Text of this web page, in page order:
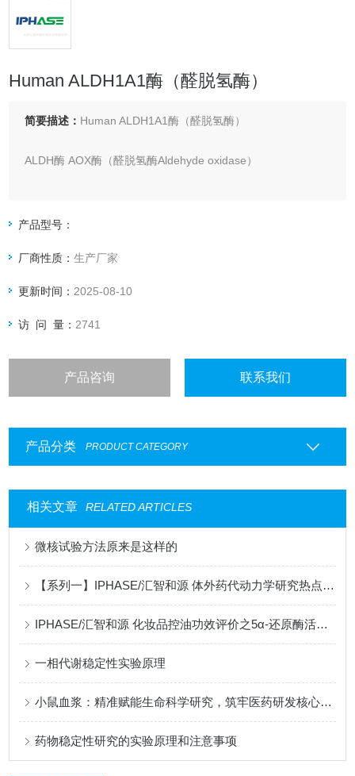
Human ALDH1A1酶（醛脱氢酶）
简要描述： Human ALDH1A1酶（醛脱氢酶）
ALDH酶 AOX酶（醛脱氢酶Aldehyde oxidase）
产品型号：
厂商性质：生产厂家
更新时间： 2025-08-10
访 问 量： 2741
产品咨询 联系我们
产品分类 PRODUCT CATEGORY
相关文章 RELATED ARTICLES
微核试验方法原来是这样的
【系列一】IPHASE/汇智和源 体外药代动力学研究热点问题解答
IPHASE/汇智和源 化妆品控油功效评价之5α-还原酶活性抑制试验
一相代谢稳定性实验原理
小鼠血浆：精准赋能生命科学研究，筑牢医药研发核心支撑
药物稳定性研究的实验原理和注意事项